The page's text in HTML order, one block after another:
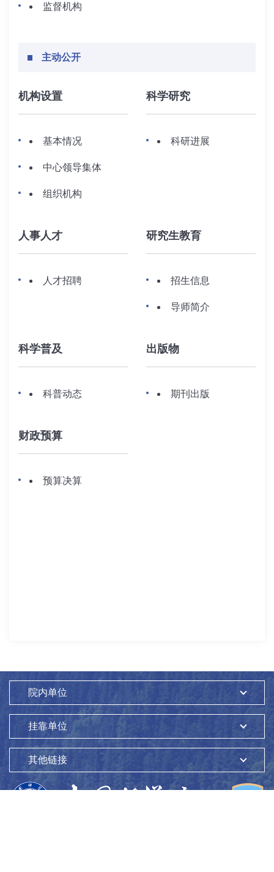
监督机构
主动公开
机构设置
基本情况
中心领导集体
组织机构
科学研究
科研进展
人事人才
人才招聘
研究生教育
招生信息
导师简介
科学普及
科普动态
出版物
期刊出版
财政预算
预算决算
院内单位
挂靠单位
其他链接